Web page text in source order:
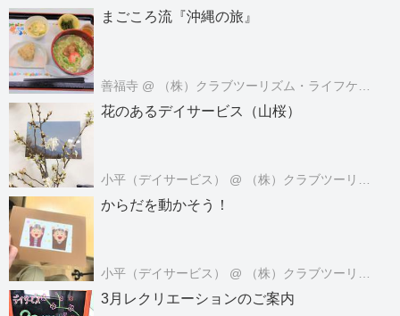
まごころ流『沖縄の旅』
善福寺 @ （株）クラブツーリズム・ライフケアサービス
花のあるデイサービス（山桜）
小平（デイサービス） @ （株）クラブツーリズム・ライフケアサービス
からだを動かそう！
小平（デイサービス） @ （株）クラブツーリズム・ライフケアサービス
3月レクリエーションのご案内